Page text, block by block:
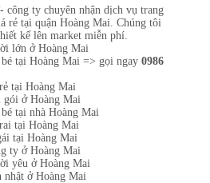
- công ty chuyên nhận dịch vụ trang
rẻ tại quận Hoàng Mai. Chúng tôi
kế lên market miễn phí.
lớn ở Hoàng Mai
tại Hoàng Mai => gọi ngay 0986
tại Hoàng Mai
ở Hoàng Mai
tại nhà Hoàng Mai
tại Hoàng Mai
tại Hoàng Mai
ty ở Hoàng Mai
yêu ở Hoàng Mai
nhật ở Hoàng Mai